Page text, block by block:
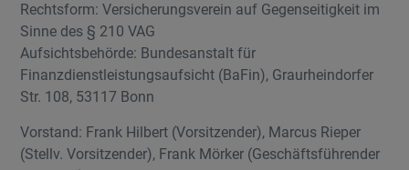
Rechtsform: Versicherungsverein auf Gegenseitigkeit im
Sinne des § 210 VAG
Aufsichtsbehörde: Bundesanstalt für
Finanzdienstleistungsaufsicht (BaFin), Graurheindorfer
Str. 108, 53117 Bonn
Vorstand: Frank Hilbert (Vorsitzender), Marcus Rieper
(Stellv. Vorsitzender), Frank Mörker (Geschäftsführender